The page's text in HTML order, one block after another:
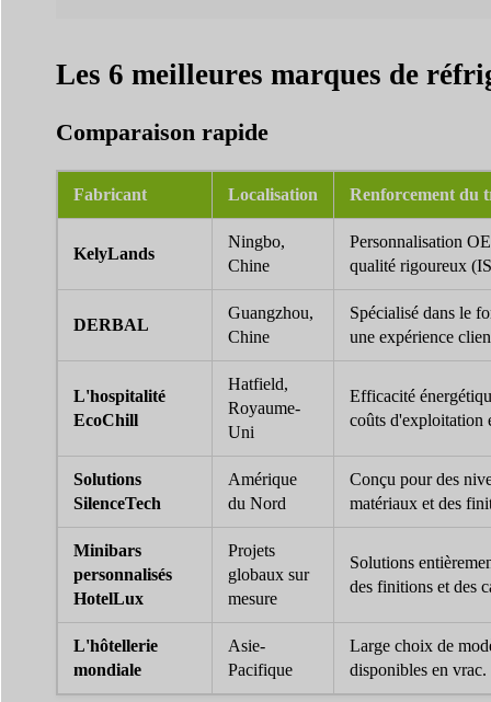
Les 6 meilleures marques de
Comparaison rapide
Fabricant Localisation Renforcement du
KelyLands
Ningbo,
Chine
Personnalisation
qualité rigoureux
DERBAL
Guangzhou,
Chine
Spécialisé dans le
une expérience
L'hospitalité
EcoChill
Hatfield,
Royaume-
Uni
Efficacité
coûts d'exploitation
Solutions
SilenceTech
Amérique
du Nord
Conçu pour des
matériaux et des
Minibars
personnalisés
HotelLux
Projets
globaux sur
mesure
Solutions
des finitions et des
L'hôtellerie
mondiale
Asie-
Pacifique
Large choix de
disponibles en vrac.